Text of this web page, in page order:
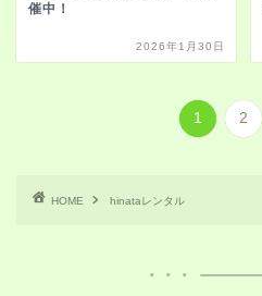
催中！
2026年1月30日
1 2
HOME hinataレンタル